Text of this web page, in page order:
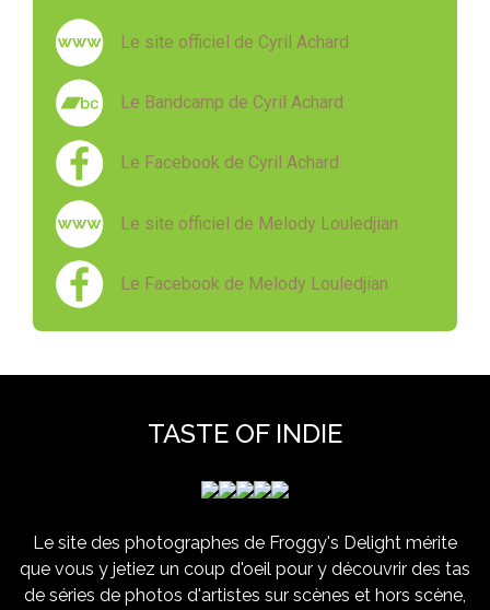
Le site officiel de Cyril Achard
Le Bandcamp de Cyril Achard
Le Facebook de Cyril Achard
Le site officiel de Melody Louledjian
Le Facebook de Melody Louledjian
TASTE OF INDIE
Le site des photographes de Froggy's Delight mérite
que vous y jetiez un coup d'oeil pour y découvrir des tas
de séries de photos d'artistes sur scènes et hors scène,